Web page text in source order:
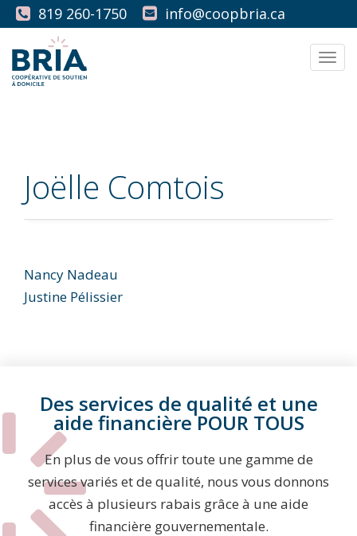
819 260-1750 info@coopbria.ca
Joëlle Comtois
Navigation
Nancy Nadeau
Justine Pélissier
Des services de qualité et une
aide financière POUR TOUS
En plus de vous offrir toute une gamme de
services variés et de qualité, nous vous donnons
accès à plusieurs rabais grâce à une aide
financière gouvernementale.